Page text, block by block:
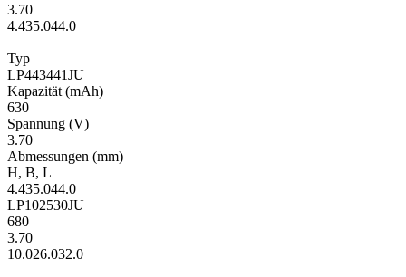
3.70
4.435.044.0
Typ
LP443441JU
Kapa­zität (mAh)
630
Span­nung (V)
3.70
Ab­mes­sungen (mm)
H, B, L
4.435.044.0
LP102530JU
680
3.70
10.026.032.0